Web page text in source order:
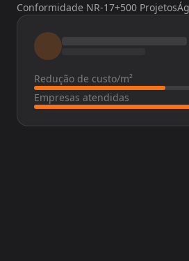
Conformidade NR-17+500 Projetos
Redução de custo/m²
Empresas atendidas